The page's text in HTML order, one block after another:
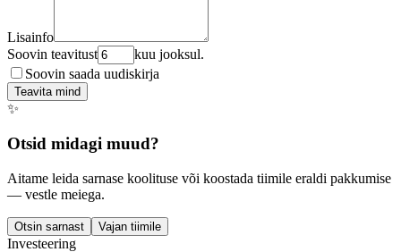
Lisainfo
Soovin teavitust
kuu jooksul.
Soovin saada uudiskirja
Teavita mind
✨
Otsid midagi muud?
Aitame leida sarnase koolituse või koostada tiimile eraldi pakkumise
— vestle meiega.
Otsin sarnast Vajan tiimile
Investeering